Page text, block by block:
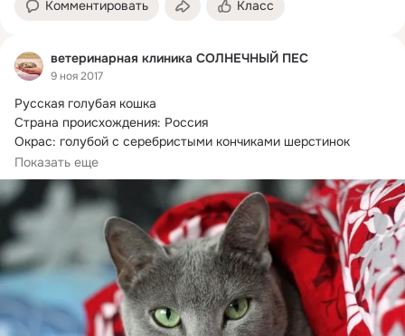
Комментировать Класс
ветеринарная клиника СОЛНЕЧНЫЙ ПЕС
9 ноя 2017
Русская голубая кошка
Страна происхождения: Россия
Окрас: голубой с серебристыми кончиками шерстинок
Русская голубая кошка, одна из...
Показать еще